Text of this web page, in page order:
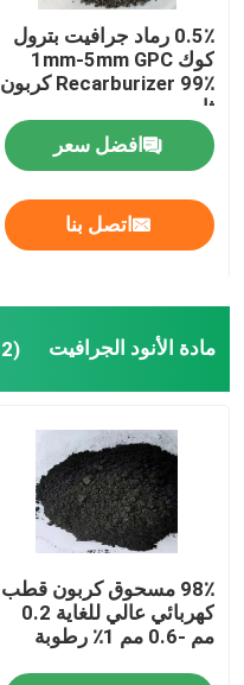
0.5٪ رماد جرافيت بترول
كوك 1mm-5mm GPC
Recarburizer 99٪ كربون
ثابت
افضل سعر
اتصل بنا
مادة الأنود الجرافيت (52)
98٪ مسحوق كربون قطب
كهربائي عالي للغاية 0.2
مم -0.6 مم 1٪ رطوبة